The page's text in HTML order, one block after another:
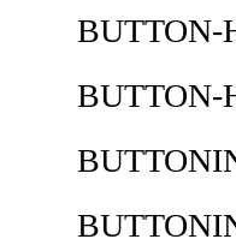
BUTTON-
BUTTON-